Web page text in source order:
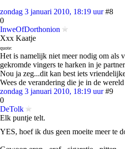
zondag 3 januari 2010, 18:19 uur #8
0
InweOfDorthonion
Xxx Kaatje
quote:
Het is namelijk niet meer nodig om als
gekromde vingers te harken in je
Nou ja zeg...dit kan best iets
Wees de verandering die je in de
zondag 3 januari 2010, 18:19 uur #9
0
DeTolk
Elk puntje telt.
YES, hoef ik dus geen moeite meer te